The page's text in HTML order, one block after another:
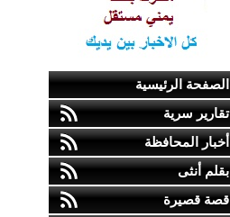
الصفحة الرئيسية
تقارير سرية
أخبار المحافظة
بقلم أنثى
قصة قصيرة